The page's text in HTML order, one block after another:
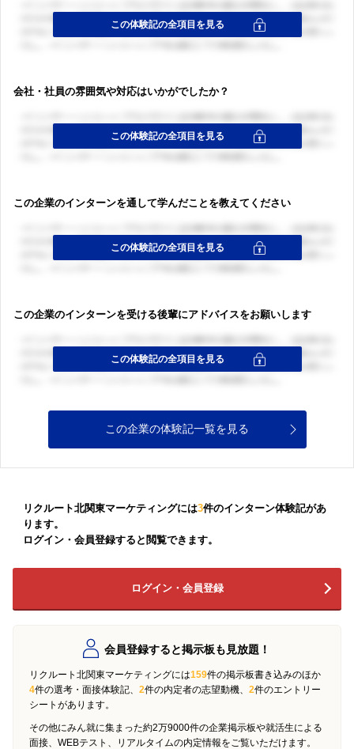
会社・社員の雰囲気や対応はいかがでしたか？
この企業のインターンを通して学んだことを教えてください
この企業のインターンを受ける後輩にアドバイスをお願いします
この企業の体験記一覧を見る
リクルート北関東マーケティングには3件のインターン体験記があ
ります。
ログイン・会員登録すると閲覧できます。
ログイン・会員登録
会員登録すると掲示板も見放題！
リクルート北関東マーケティングには159件の掲示板書き込みのほか
4件の選考・面接体験記、 2件の内定者の志望動機、 2件のエントリー
シートがあります。
その他にみん就に集まった約2万9000件の企業掲示板や就活生による
面接、WEBテスト、リアルタイムの内定情報をご覧いただけます。
ログイン・会員登録